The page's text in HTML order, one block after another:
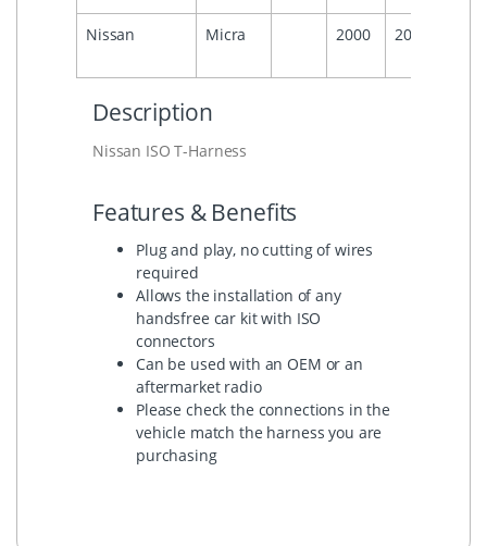
Nissan Micra 2000 2004
Description
Nissan ISO T-Harness
Features & Benefits
Plug and play, no cutting of wires
required
Allows the installation of any
handsfree car kit with ISO
connectors
Can be used with an OEM or an
aftermarket radio
Please check the connections in the
vehicle match the harness you are
purchasing